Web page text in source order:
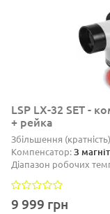
LSP LX-32 SET -
+ рейка
Збільшення
Компенсатор:З
Діапазон робочих
9 999 грн